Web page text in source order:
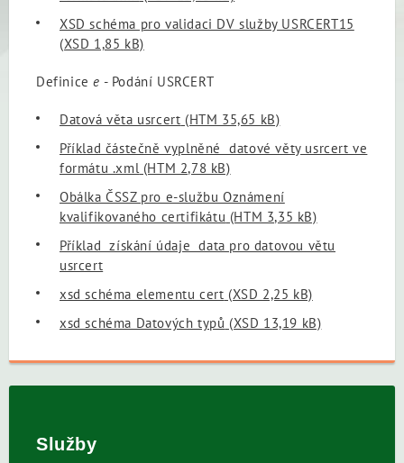
XSD schéma pro validaci DV služby USRCERT15
(XSD 1,85 kB)
Definicee - Podání USRCERT
Datová věta usrcert (HTM 35,65 kB)
Příklad částečně vyplněné datové věty usrcert ve
formátu .xml (HTM 2,78 kB)
Obálka ČSSZ pro e-službu Oznámení
kvalifikovaného certifikátu (HTM 3,35 kB)
Příklad získání údaje data pro datovou větu
usrcert
xsd schéma elementu cert (XSD 2,25 kB)
xsd schéma Datových typů (XSD 13,19 kB)
Služby